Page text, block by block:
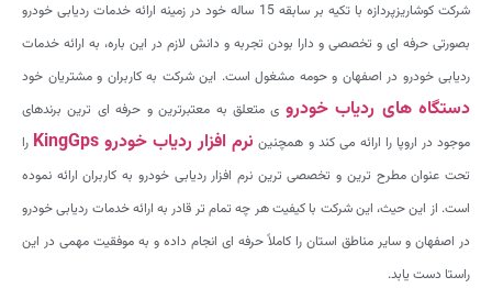
شرکت کوشاریزپردازه با تکیه بر سابقه 15 ساله خود در زمینه ارائه خدمات ردیابی خودرو
بصورتی حرفه ای و تخصصی و دارا بودن تجربه و دانش لازم در این باره، به ارائه خدمات
ردیابی خودرو در اصفهان و حومه مشغول است. این شرکت به کاربران و مشتریان خود
دستگاه های ردیاب خودرو ی متعلق به معتبرترین و حرفه ای ترین برندهای
موجود در اروپا را ارائه می کند و همچنین نرم افزار ردیاب خودرو KingGps را
تحت عنوان مطرح ترین و تخصصی ترین نرم افزار ردیابی خودرو به کاربران ارائه نموده
است. از این حیث، این شرکت با کیفیت هر چه تمام تر قادر به ارائه خدمات ردیابی خودرو
در اصفهان و سایر مناطق استان را کاملاً حرفه ای انجام داده و به موفقیت مهمی در این
راستا دست یابد.